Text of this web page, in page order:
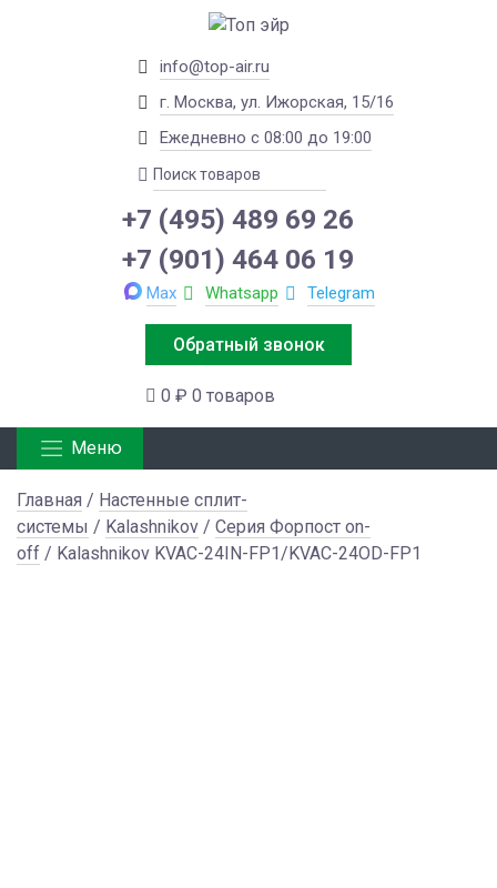
info@top-air.ru
г. Москва, ул. Ижорская, 15/16
Ежедневно с 08:00 до 19:00
+7 (495) 489 69 26
+7 (901) 464 06 19
Max Whatsapp Telegram
Обратный звонок
0 ₽ 0 товаров
Меню
Главная / Настенные сплит-
системы / Kalashnikov / Серия Форпост on-
off / Kalashnikov KVAC-24IN-FP1/KVAC-24OD-FP1